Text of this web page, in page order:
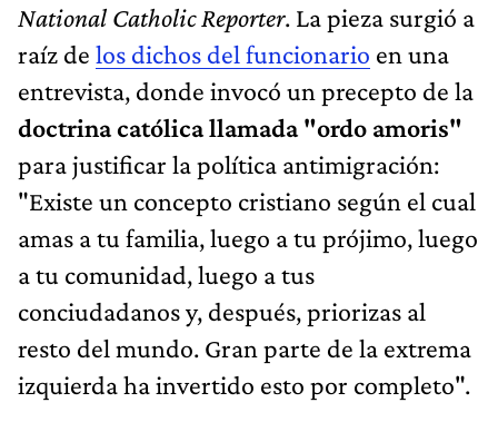
National Catholic Reporter. La pieza surgió a
raíz de los dichos del funcionario en una
entrevista, donde invocó un precepto de la
doctrina católica llamada "ordo amoris"
para justificar la política antimigración:
"Existe un concepto cristiano según el cual
amas a tu familia, luego a tu prójimo, luego
a tu comunidad, luego a tus
conciudadanos y, después, priorizas al
resto del mundo. Gran parte de la extrema
izquierda ha invertido esto por completo".